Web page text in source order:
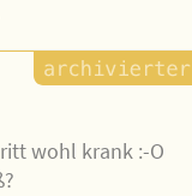
wohl krank :-O